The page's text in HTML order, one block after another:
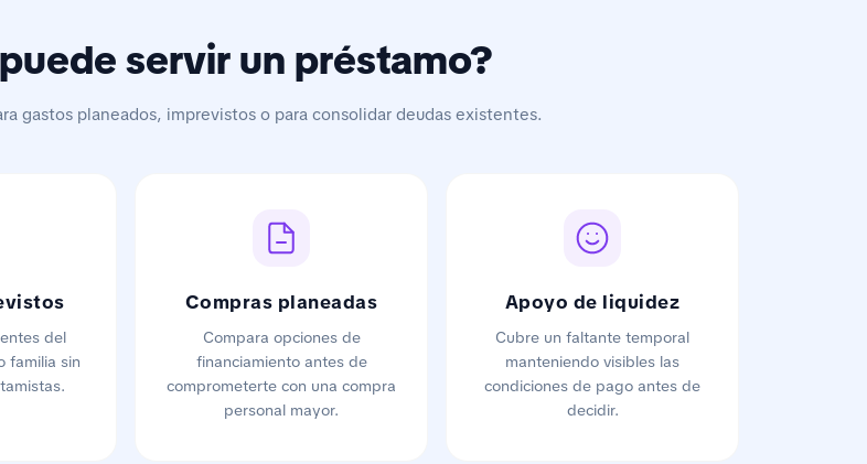
servir un préstamo?
gastos planeados, imprevistos o para consolidar deudas existentes.
del
familia sin
Compras planeadas
Compara opciones de
financiamiento antes de
comprometerte con una compra
personal mayor.
Apoyo de liquidez
Cubre un faltante temporal
manteniendo visibles las
condiciones de pago antes de
decidir.